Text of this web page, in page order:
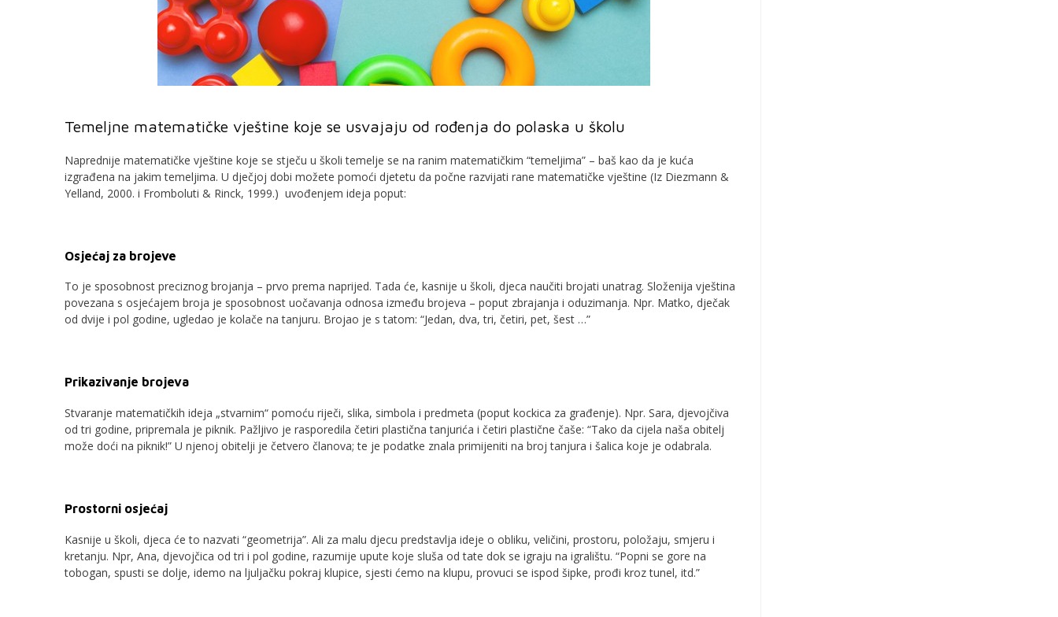
Temeljne matematičke vještine koje se usvajaju od rođenja do polaska u školu
Naprednije matematičke vještine koje se stječu u školi temelje se na ranim matematičkim “temeljima” – baš kao da je kuća
izgrađena na jakim temeljima. U dječjoj dobi možete pomoći djetetu da počne razvijati rane matematičke vještine (Iz Diezmann &
Yelland, 2000. i Fromboluti & Rinck, 1999.) uvođenjem ideja poput:
Osjećaj za brojeve
To je sposobnost preciznog brojanja – prvo prema naprijed. Tada će, kasnije u školi, djeca naučiti brojati unatrag. Složenija vještina
povezana s osjećajem broja je sposobnost uočavanja odnosa između brojeva – poput zbrajanja i oduzimanja. Npr. Matko, dječak
od dvije i pol godine, ugledao je kolače na tanjuru. Brojao je s tatom: “Jedan, dva, tri, četiri, pet, šest …”
Prikazivanje brojeva
Stvaranje matematičkih ideja „stvarnim“ pomoću riječi, slika, simbola i predmeta (poput kockica za građenje). Npr. Sara, djevojčiva
od tri godine, pripremala je piknik. Pažljivo je rasporedila četiri plastična tanjurića i četiri plastične čaše: “Tako da cijela naša obitelj
može doći na piknik!” U njenoj obitelji je četvero članova; te je podatke znala primijeniti na broj tanjura i šalica koje je odabrala.
Prostorni osjećaj
Kasnije u školi, djeca će to nazvati “geometrija”. Ali za malu djecu predstavlja ideje o obliku, veličini, prostoru, položaju, smjeru i
kretanju. Npr, Ana, djevojčica od tri i pol godine, razumije upute koje sluša od tate dok se igraju na igralištu. “Popni se gore na
tobogan, spusti se dolje, idemo na ljuljačku pokraj klupice, sjesti ćemo na klupu, provuci se ispod šipke, prođi kroz tunel, itd.”